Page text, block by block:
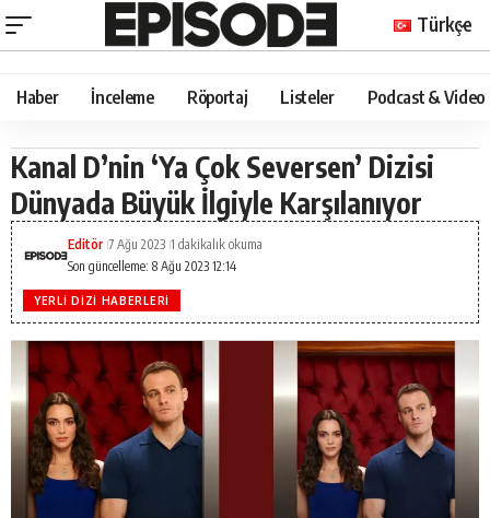
Türkçe
Haber İnceleme Röportaj Listeler Podcast & Video
Kanal D’nin ‘Ya Çok Seversen’ Dizisi
Dünyada Büyük İlgiyle Karşılanıyor
Son güncelleme: 8 Ağu 2023 12:14
Editör 7 Ağu 2023 1 dakikalık okuma
YERLI DIZI HABERLERI